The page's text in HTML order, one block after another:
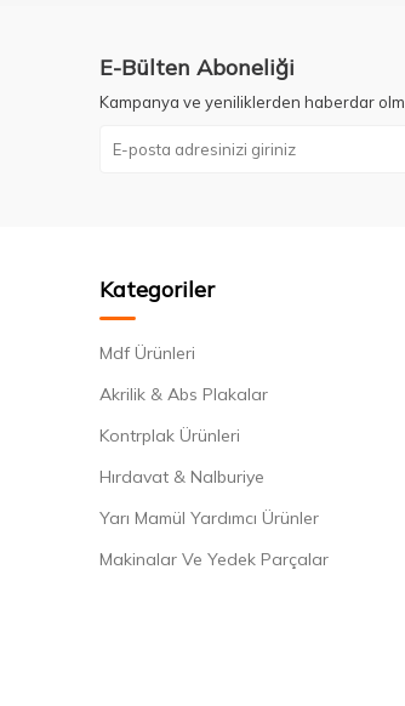
E-Bülten Aboneliği
Kampanya ve yeniliklerden haberdar
Kategoriler
Mdf Ürünleri
Akrilik & Abs Plakalar
Kontrplak Ürünleri
Hırdavat & Nalburiye
Yarı Mamül Yardımcı Ürünler
Makinalar Ve Yedek Parçalar